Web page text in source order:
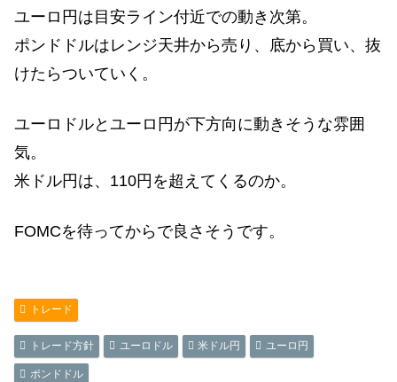
ユーロ円は目安ライン付近での動き次第。
ポンドドルはレンジ天井から売り、底から買い、抜
けたらついていく。
ユーロドルとユーロ円が下方向に動きそうな雰囲
気。
米ドル円は、110円を超えてくるのか。
FOMCを待ってからで良さそうです。
トレード
トレード方針 ユーロドル 米ドル円 ユーロ円
ポンドドル